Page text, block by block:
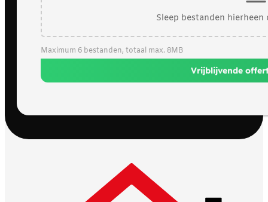
Sleep bestanden
Maximum 6 bestanden, totaal max. 8MB
Vrijblijvende